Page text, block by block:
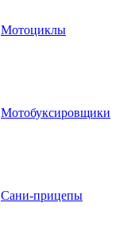
Мотоциклы
Мотобуксировщики
Сани-прицепы